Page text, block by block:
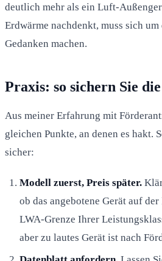
deutlich mehr als ein Luft-
Erdwärme nachdenkt, muss sich
Gedanken machen.
Praxis: so sichern Sie
Aus meiner Erfahrung mit
gleichen Punkte, an denen es hakt.
sicher:
Modell zuerst, Preis später.
ob das angebotene Gerät auf
LWA-Grenze Ihrer
aber zu lautes Gerät ist nach